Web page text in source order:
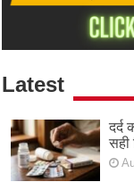
Latest
दर्द
सही